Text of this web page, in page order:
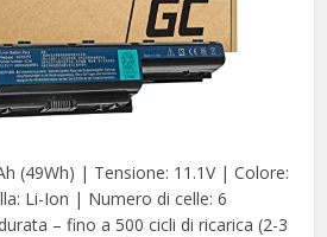
(49Wh) | Tensione: 11.1V | Colore:
Li-Ion | Numero di celle: 6
– fino a 500 cicli di ricarica (2-3